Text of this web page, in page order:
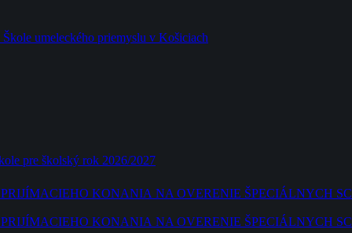
umeleckého priemyslu v Košiciach
pre školský rok 2026/2027
KONANIA NA OVERENIE ŠPECIÁLNYCH
KONANIA NA OVERENIE ŠPECIÁLNYCH